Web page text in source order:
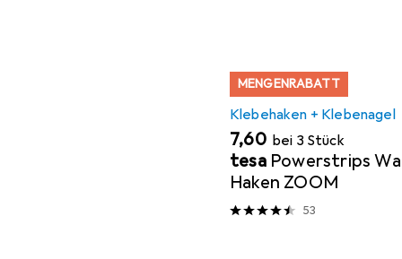
MENGENRABATT
Klebehaken + Klebenagel
EUR
7,60 bei 3 Stück
tesa Powerstrips
Haken ZOOM
53